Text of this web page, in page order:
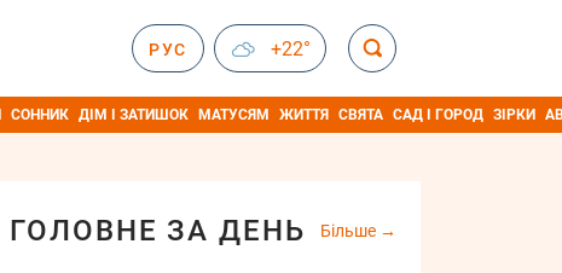
РУС +22°
СОННИК ДІМ І ЗАТИШОК МАТУСЯМ ЖИТТЯ СВЯТА САД І ГОРОД ЗІРКИ
ГОЛОВНЕ ЗА ДЕНЬ Більше